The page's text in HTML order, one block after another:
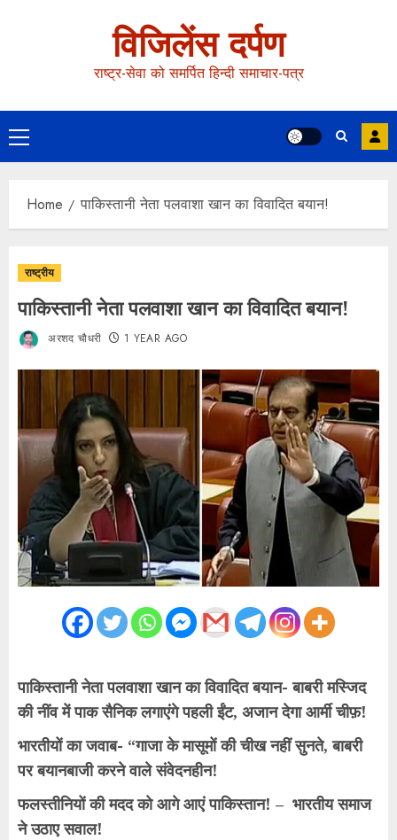
विजिलेंस दर्पण
राष्ट्र-सेवा को समर्पित हिन्दी समाचार-पत्र
Home पाकिस्तानी नेता पलवाशा खान का विवादित बयान!
राष्ट्रीय
पाकिस्तानी नेता पलवाशा खान का विवादित बयान!
अरशद चौधरी 1 YEAR AGO
पाकिस्तानी नेता पलवाशा खान का विवादित बयान- बाबरी मस्जिद
की नींव में पाक सैनिक लगाएंगे पहली ईंट, अजान देगा आर्मी चीफ़!
भारतीयों का जवाब- “गाजा के मासूमों की चीख नहीं सुनते, बाबरी
पर बयानबाजी करने वाले संवेदनहीन!
फलस्तीनियों की मदद को आगे आएं पाकिस्तान! – भारतीय समाज
ने उठाए सवाल!